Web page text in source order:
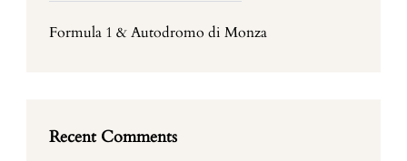
Formula 1 & Autodromo di Monza
Recent Comments